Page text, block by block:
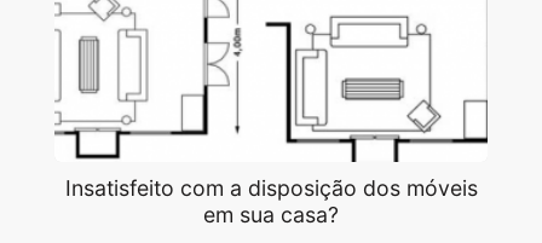
Insatisfeito com a disposição dos móveis
em sua casa?